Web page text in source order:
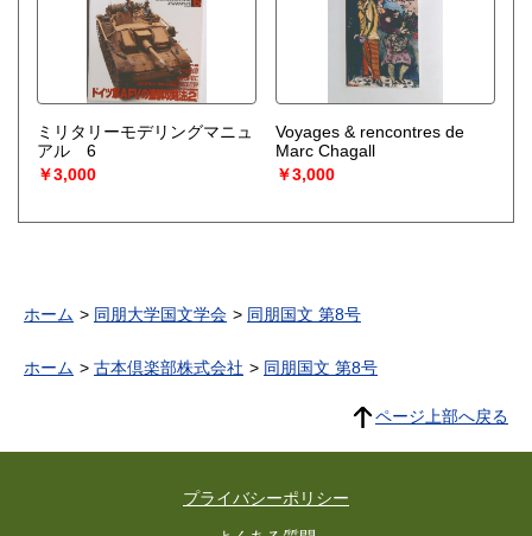
ミリタリーモデリングマニュ
アル 6
￥3,000
Voyages & rencontres de
Marc Chagall
￥3,000
ホーム 同朋大学国文学会 同朋国文 第8号
ホーム 古本倶楽部株式会社 同朋国文 第8号
ページ上部へ戻る
プライバシーポリシー